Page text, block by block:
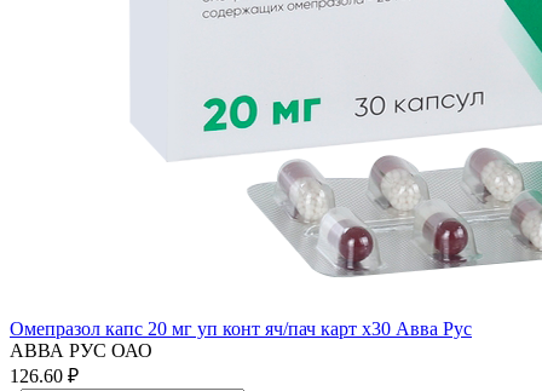
Омепразол капс 20 мг уп конт яч/пач карт x30 Авва Рус
АВВА РУС ОАО
126.60 ₽